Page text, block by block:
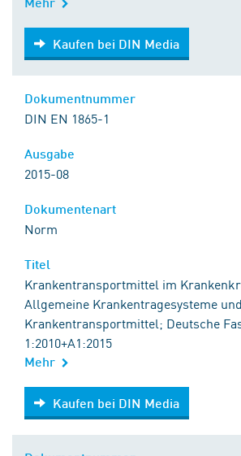
Kaufen bei DIN Media
Kaufen bei DIN Media
DIN EN 1865-1
2015-08
Norm
Krankentransportmittel im
Allgemeine Krankentragesysteme und
Krankentransportmittel; Deutsche
1:2010+A1:2015
Mehr
Kaufen bei DIN Media
Kaufen bei DIN Media